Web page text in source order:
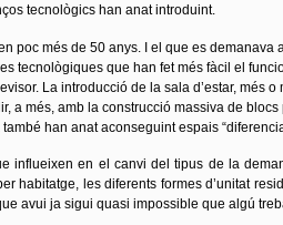
tecnològics han anat introduint.
poc més de 50 anys. I el que es
tecnològiques que han fet més fàcil el
La introducció de la sala d’estar, més
a més, amb la construcció massiva de
han anat aconseguint espais
influeixen en el canvi del tipus de la
habitatge, les diferents formes d’unitat
avui ja sigui quasi impossible que algú